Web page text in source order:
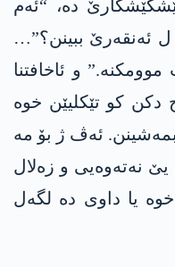
دە، “ئەم
ئەنقەرێ ببینن؟”…
و ئاخافتنا
دکن کو تێکلیێن خوە
ئەڤ ژ بۆ مە
یێ نەتەوەیی و زەلال
یا داوی دە لگەل